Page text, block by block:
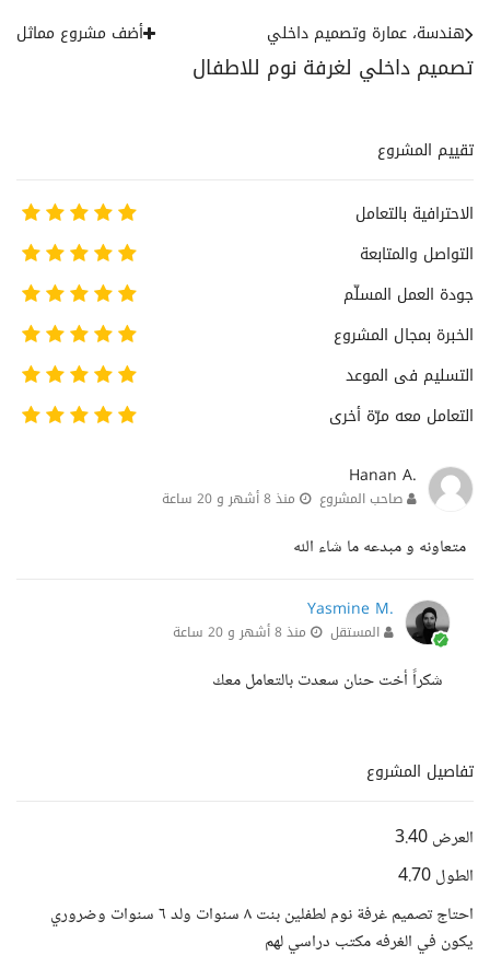
تصميم داخلي لغرفة نوم للاطفال
هندسة، عمارة وتصميم داخلي أضف مشروع مماثل
تقييم المشروع
الاحترافية بالتعامل
التواصل والمتابعة
جودة العمل المسلّم
الخبرة بمجال المشروع
التسليم فى الموعد
التعامل معه مرّة أخرى
Hanan A.
صاحب المشروع منذ 8 أشهر و 20 ساعة
متعاونه و مبدعه ما شاء الله
Yasmine M.
المستقل منذ 8 أشهر و 20 ساعة
شكراً أخت حنان سعدت بالتعامل معك
تفاصيل المشروع
العرض 3.40
الطول 4.70
احتاج تصميم غرفة نوم لطفلين بنت ٨ سنوات ولد ٦ سنوات وضروري
يكون في الغرفه مكتب دراسي لهم